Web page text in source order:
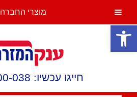
פתח סרגל נגישות
חייגו עכשיו: 1700-500-038
מוצרי החברה